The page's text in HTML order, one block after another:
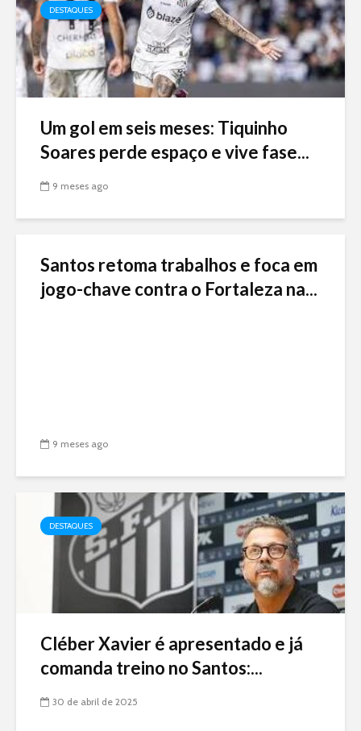
DESTAQUES
Um gol em seis meses: Tiquinho
Soares perde espaço e vive fase...
9 meses ago
Santos retoma trabalhos e foca em
jogo-chave contra o Fortaleza na...
9 meses ago
DESTAQUES
Cléber Xavier é apresentado e já
comanda treino no Santos:...
30 de abril de 2025